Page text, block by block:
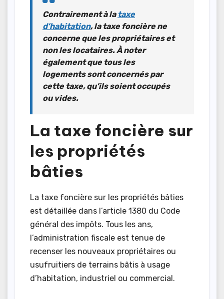
Contrairement à la taxe
d’habitation, la taxe foncière ne
concerne que les propriétaires et
non les locataires. À noter
également que tous les
logements sont concernés par
cette taxe, qu’ils soient occupés
ou vides.
La taxe foncière sur
les propriétés
bâties
La taxe foncière sur les propriétés bâties
est détaillée dans l’article 1380 du Code
général des impôts. Tous les ans,
l’administration fiscale est tenue de
recenser les nouveaux propriétaires ou
usufruitiers de terrains bâtis à usage
d’habitation, industriel ou commercial.